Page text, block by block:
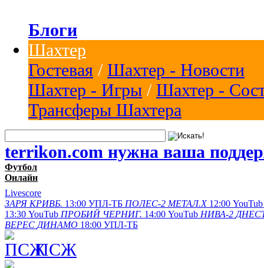
Блоги
Шахтер
Гостевая / Шахтер - Новости
Шахтер - Игры / Шахтер -
Трансферы Шахтера
terrikon.com нужна ваша
Футбол
Онлайн
Livescore
ЗАРЯ КРИВБ. 13:00 УПЛ-ТБ ПОЛЕС-2 МЕТАЛ.Х 12:00 YouTub
13:30 YouTub ПРОБИЙ ЧЕРНИГ. 14:00 YouTub НИВА-2
ВЕРЕС ДИНАМО 18:00 УПЛ-ТБ
ПСЖ